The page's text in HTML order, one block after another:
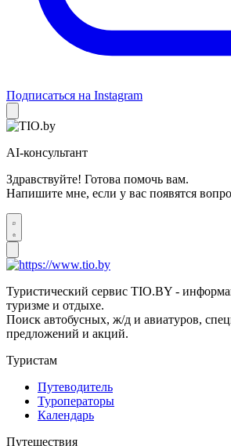
Подписаться на Instagram
AI-консультант
Здравствуйте! Готова помочь вам.
Напишите мне, если у вас появятся
Туристический сервис TIO.BY -
туризме и отдыхе.
Поиск автобусных, ж/д и авиатуров,
предложений и акций.
Туристам
Путеводитель
Туроператоры
Календарь
Путешествия